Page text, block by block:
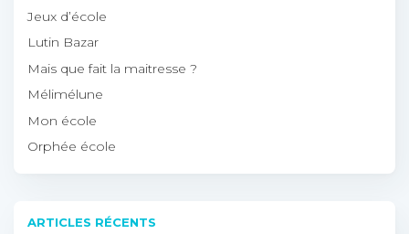
Jeux d’école
Lutin Bazar
Mais que fait la maitresse ?
Mélimélune
Mon école
Orphée école
ARTICLES RÉCENTS